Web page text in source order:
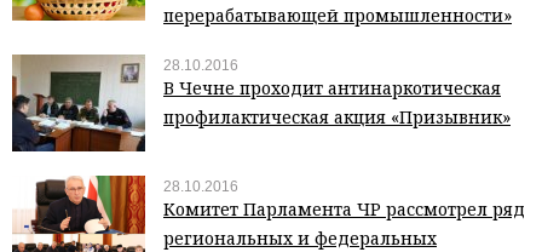
перерабатывающей промышленности»
28.10.2016
В Чечне проходит антинаркотическая
профилактическая акция «Призывник»
28.10.2016
Комитет Парламента ЧР рассмотрел ряд
региональных и федеральных